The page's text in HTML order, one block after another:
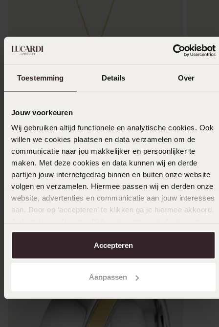
Toestemming Details Over
Jouw voorkeuren
Wij gebruiken altijd functionele en analytische cookies. Ook
willen we cookies plaatsen en data verzamelen om de
communicatie naar jou makkelijker en persoonlijker te
maken. Met deze cookies en data kunnen wij en derde
partijen jouw internetgedrag binnen en buiten onze website
volgen en verzamelen. Hiermee passen wij en derden onze
website, advertenties en communicatie aan jouw interesses
aan. Door op ‘accepteren’ te klikken ga je hiermee akkoord.
over in onscookiebeleid.
Accepteren
Aanpassen
14 karaat gouden ketting met hanger hart
voor dames
399.9924999
14
voor
349.99